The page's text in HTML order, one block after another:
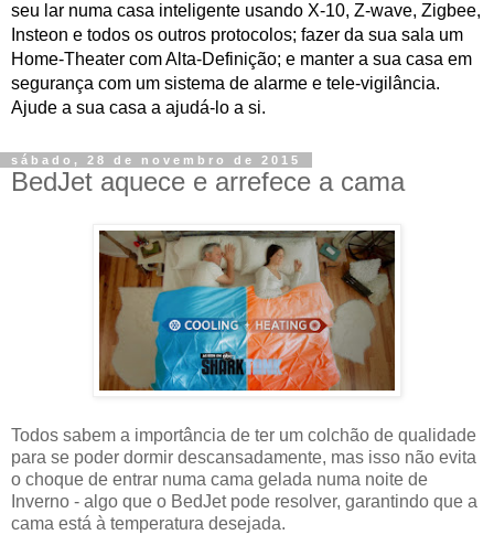
seu lar numa casa inteligente usando X-10, Z-wave, Zigbee,
Insteon e todos os outros protocolos; fazer da sua sala um
Home-Theater com Alta-Definição; e manter a sua casa em
segurança com um sistema de alarme e tele-vigilância.
Ajude a sua casa a ajudá-lo a si.
sábado, 28 de novembro de 2015
BedJet aquece e arrefece a cama
Todos sabem a importância de ter um colchão de qualidade
para se poder dormir descansadamente, mas isso não evita
o choque de entrar numa cama gelada numa noite de
Inverno - algo que o BedJet pode resolver, garantindo que a
cama está à temperatura desejada.